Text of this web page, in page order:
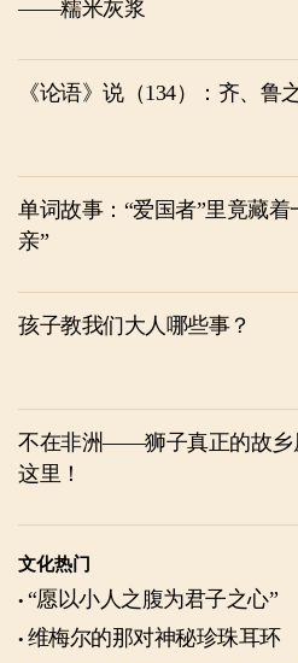
——糯米灰浆
《论语》说（134）：齐、鲁
单词故事：“爱国者”里竟藏着
亲”
孩子教我们大人哪些事？
不在非洲——狮子真正的故乡
这里！
文化热门
“愿以小人之腹为君子之心”
维梅尔的那对神秘珍珠耳环